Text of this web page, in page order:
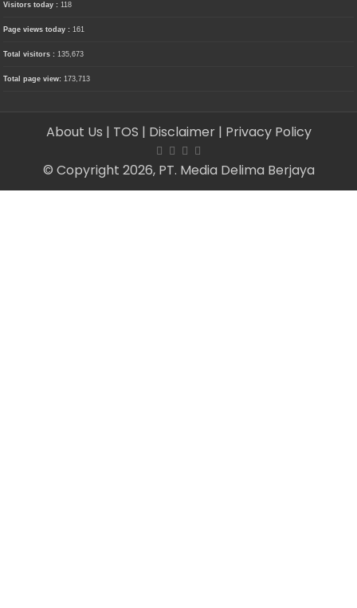
Visitors today :118
Page views today :161
Total visitors :135,673
Total page view:173,713
About Us | TOS | Disclaimer | Privacy Policy
© Copyright 2026, PT. Media Delima Berjaya